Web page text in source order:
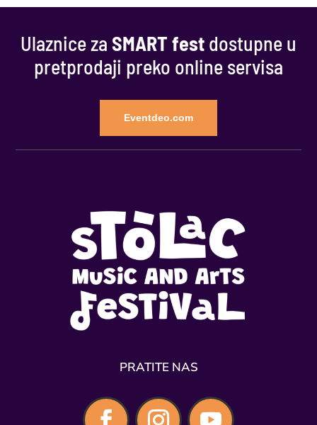
Ulaznice za SMART fest dostupne u
pretprodaji preko online servisa
Eventdeo.com
PRATITE NAS